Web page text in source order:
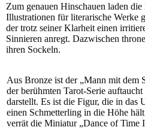
Zum genauen Hinschauen laden
Illustrationen für literarische Werke
der trotz seiner Klarheit einen
Sinnieren anregt. Dazwischen
ihren Sockeln.
Aus Bronze ist der „Mann mit dem
der berühmten Tarot-Serie
darstellt. Es ist die Figur, die in das
einen Schmetterling in die Höhe
verrät die Miniatur „Dance of Time